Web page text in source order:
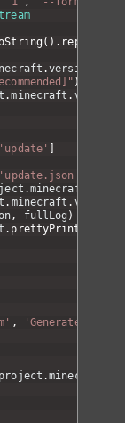
( ) . replaceAll
.version
)
.minecraft . version
'update' ]
'update.json'
.minecraft
. minecraft . version
, fullLog )
. prettyPrint
,
'Generated
project .minecraft